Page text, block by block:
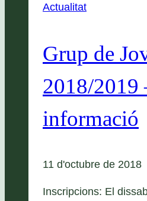
Actualitat
Grup de
2018/2019
informació
11 d'octubre de 2018
Inscripcions: El